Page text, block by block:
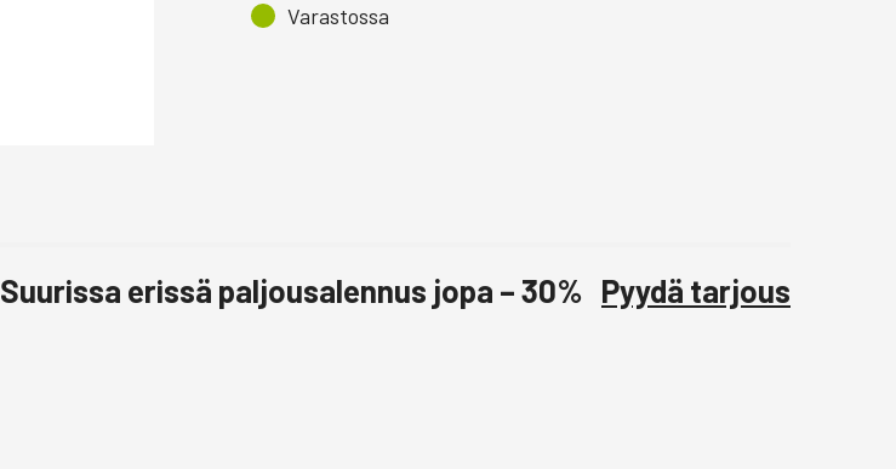
Varastossa
Suurissa erissä paljousalennus jopa – 30% Pyydä tarjous